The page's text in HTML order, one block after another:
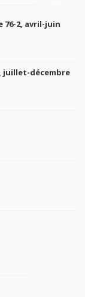
76-2, avril-juin
juillet-décembre